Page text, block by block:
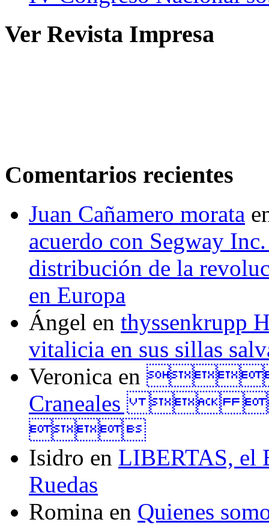
Ver Revista Impresa
Comentarios recientes
Juan Cañamero morata
acuerdo con Segway
distribución de la
en Europa
Ángel en thyssenkrupp
vitalicia en sus sillas
Veronica en
Craneales 

Isidro en LIBERTAS, el
Ruedas
Romina en Quienes